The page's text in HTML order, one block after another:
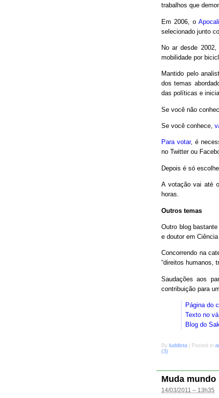
trabalhos que
Em 2006, o
selecionado junto
No ar desde
mobilidade por
Mantido pelo
dos temas
das políticas e
Se você não
Se você conhece,
Para votar, é
no Twitter ou
Depois é só
A votação vai até
horas.
Outros temas
Outro blog
e doutor em
Concorrendo na
“direitos humanos,
Saudações aos
contribuição para
Página do
Texto no
Blog do
By luddista Posted in
(3)
Muda mundo
14/03/2011 – 13h35